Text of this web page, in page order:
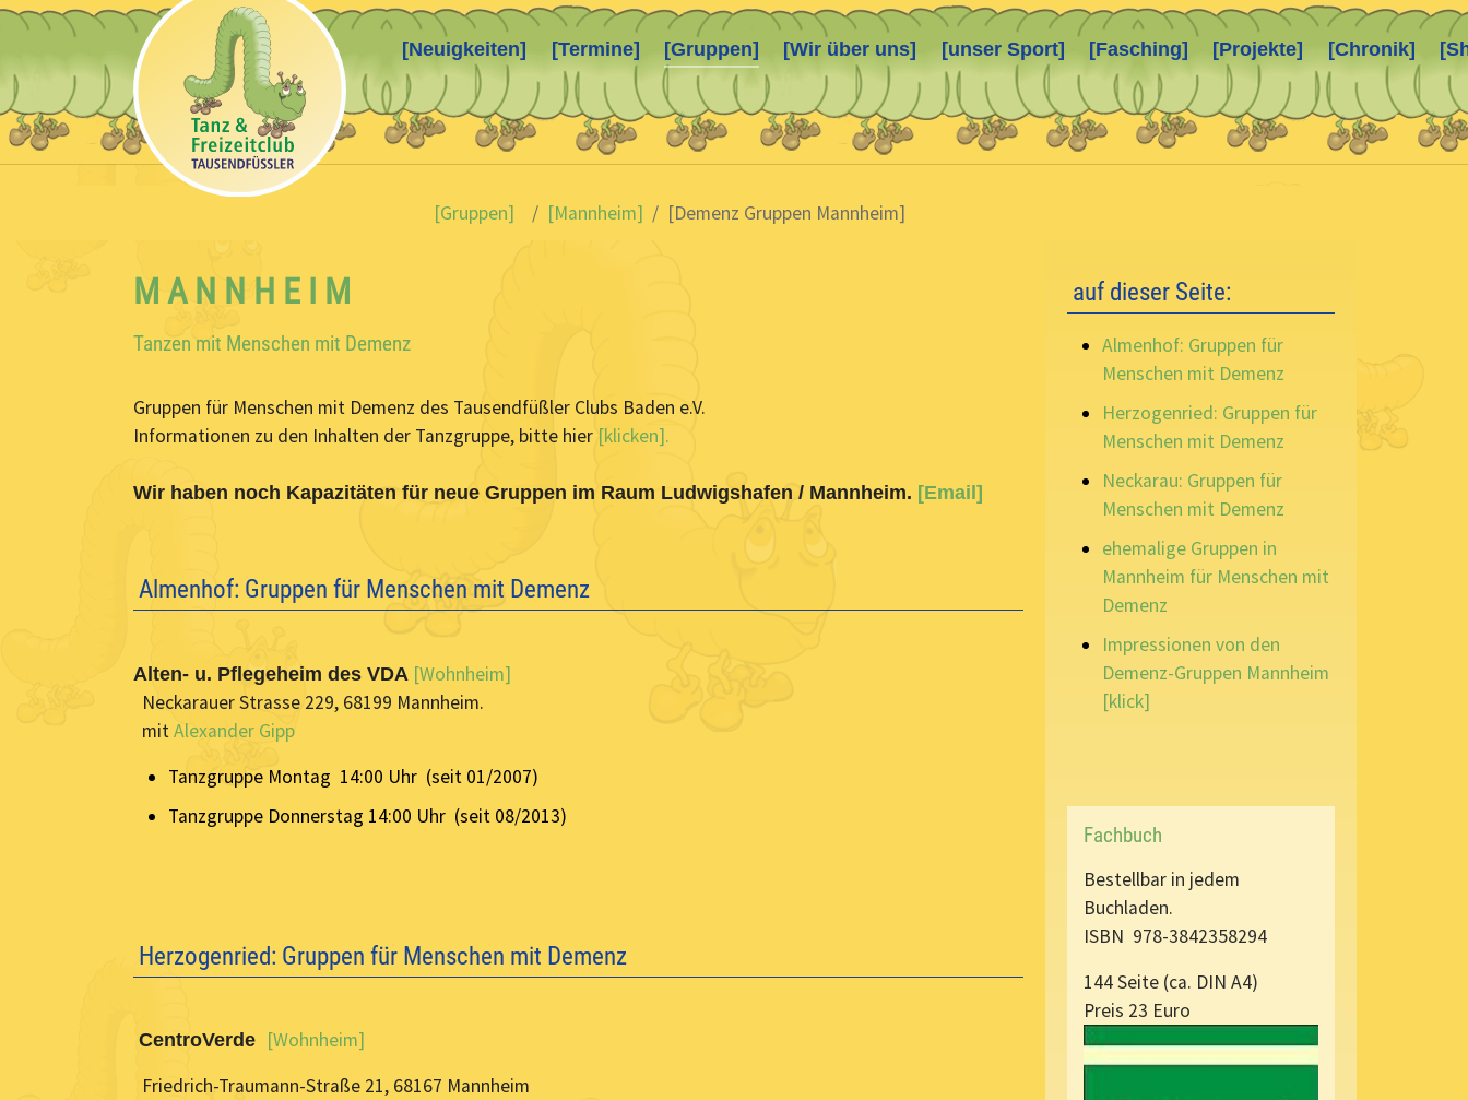
[Neuigkeiten] [Termine] [Gruppen] [Wir über uns] [unser Sport] [Fasching] [Projekte] [Chronik]
You are here:
[Gruppen] [Mannheim] [Demenz Gruppen Mannheim]
M A N N H E I M
Tanzen mit Menschen mit Demenz
Gruppen für Menschen mit Demenz des Tausendfüßler Clubs Baden e.V.
Informationen zu den Inhalten der Tanzgruppe, bitte hier [klicken].
Wir haben noch Kapazitäten für neue Gruppen im Raum Ludwigshafen / Mannheim. [Email]
Almenhof: Gruppen für Menschen mit Demenz
Alten- u. Pflegeheim des VDA [Wohnheim]
Neckarauer Strasse 229, 68199 Mannheim.
mitAlexander Gipp
Tanzgruppe Montag 14:00 Uhr (seit 01/2007)
Tanzgruppe Donnerstag 14:00 Uhr (seit 08/2013)
Herzogenried: Gruppen für Menschen mit Demenz
CentroVerde [Wohnheim]
Friedrich-Traumann-Straße 21, 68167 Mannheim
auf dieser Seite:
Almenhof: Gruppen für
Menschen mit Demenz
Herzogenried: Gruppen für
Menschen mit Demenz
Neckarau: Gruppen für
Menschen mit Demenz
ehemalige Gruppen in
Mannheim für Menschen mit
Demenz
Impressionen von den
Demenz-Gruppen Mannheim
[klick]
Fachbuch
Bestellbar in jedem
Buchladen.
ISBN 978-3842358294
144 Seite (ca. DIN A4)
Preis 23 Euro